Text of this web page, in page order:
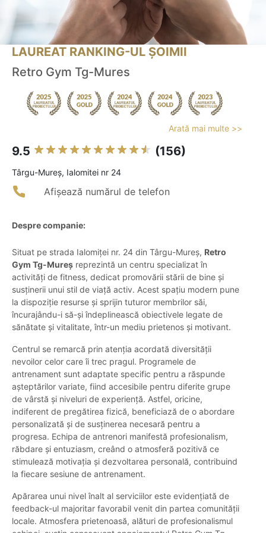
LAUREAT RANKING-UL ȘOIMII
Retro Gym Tg-Mures
Arată mai multe >>
9.5 (156)
Târgu-Mureş, Ialomitei nr 24
Afișează numărul de telefon
Despre companie:
Situat pe strada Ialomiței nr. 24 din Târgu-Mureș, Retro
Gym Tg-Mureș reprezintă un centru specializat în
activități de fitness, dedicat promovării stării de bine și
susținerii unui stil de viață activ. Acest spațiu modern pune
la dispoziție resurse și sprijin tuturor membrilor săi,
încurajându-i să-și îndeplinească obiectivele legate de
sănătate și vitalitate, într-un mediu prietenos și motivant.
Centrul se remarcă prin atenția acordată diversității
nevoilor celor care îi trec pragul. Programele de
antrenament sunt adaptate specific pentru a răspunde
așteptărilor variate, fiind accesibile pentru diferite grupe
de vârstă și niveluri de experiență. Astfel, oricine,
indiferent de pregătirea fizică, beneficiază de o abordare
personalizată și de susținerea necesară pentru a
progresa. Echipa de antrenori manifestă profesionalism,
răbdare și entuziasm, creând o atmosferă pozitivă ce
stimulează motivația și dezvoltarea personală, contribuind
la fiecare sesiune de antrenament.
Apărarea unui nivel înalt al serviciilor este evidențiată de
feedback-ul majoritar favorabil venit din partea comunității
locale. Atmosfera prietenoasă, alături de profesionalismul